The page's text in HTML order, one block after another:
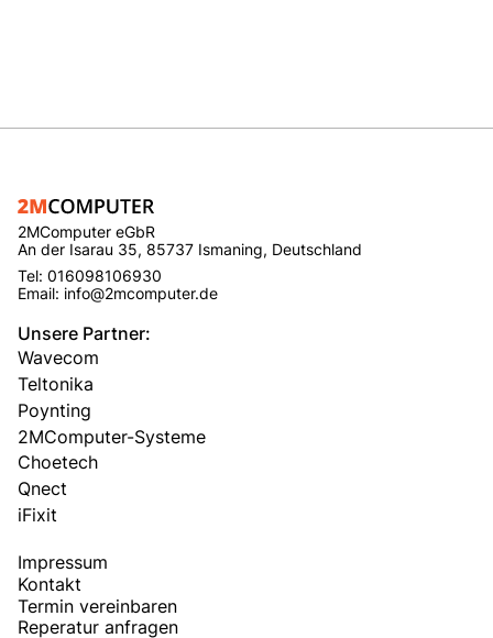
2MComputer eGbR
An der Isarau 35, 85737 Ismaning, Deutschland
Tel: 016098106930
Email: info@2mcomputer.de
Unsere Partner:
Wavecom
Teltonika
Poynting
2MComputer-Systeme
Choetech
Qnect
iFixit
Impressum
Kontakt
Termin vereinbaren
Reperatur anfragen